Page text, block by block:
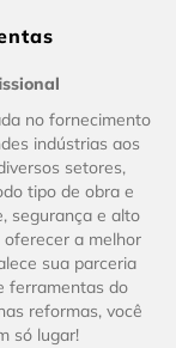
no fornecimento
indústrias aos
setores,
tipo de obra e
segurança e alto
a melhor
sua parceria
ferramentas do
reformas, você
só lugar!